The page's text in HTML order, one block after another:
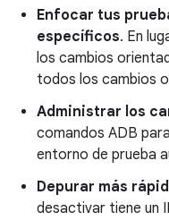
Enfocar tus
específicos. En
los cambios
todos los cambios
Administrar los
comandos ADB
entorno de prueba
Depurar más
desactivar tiene un